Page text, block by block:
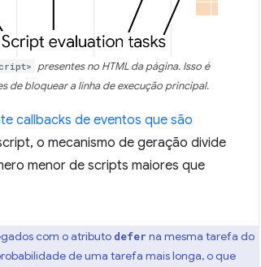
presentes no HTML da página. Isso é
de bloquear a linha de execução principal.
callbacks de eventos que são
o mecanismo de geração divide
menor de scripts maiores que
com o atributo defer na mesma tarefa do
de uma tarefa mais longa, o que